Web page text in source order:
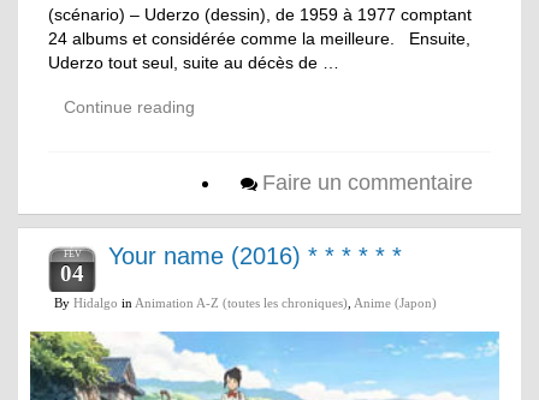
(scénario) – Uderzo (dessin), de 1959 à 1977 comptant
24 albums et considérée comme la meilleure. Ensuite,
Uderzo tout seul, suite au décès de …
Continue reading
Faire un commentaire
FÉV
04
Your name (2016) * * * * * *
By Hidalgo in Animation A-Z (toutes les chroniques) Anime (Japon)